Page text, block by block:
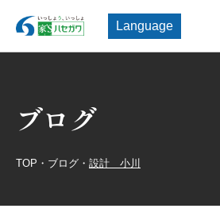
Language
ブログ
TOP ・ ブログ ・ 設計 小川